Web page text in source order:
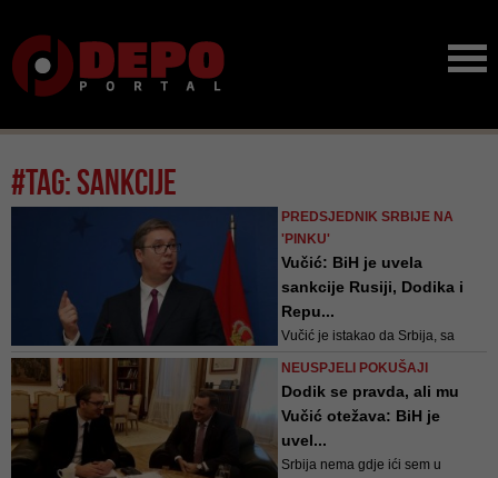
#tag: sankcije
PREDSJEDNIK SRBIJE NA
'PINKU'
Vučić: BiH je uvela
sankcije Rusiji, Dodika i
Repu...
Vučić je istakao da Srbija, sa
druge strane, nije prihvatila
NEUSPJELI POKUŠAJI
Dodik se pravda, ali mu
Vučić otežava: BiH je
uvel...
Srbija nema gdje ići sem u